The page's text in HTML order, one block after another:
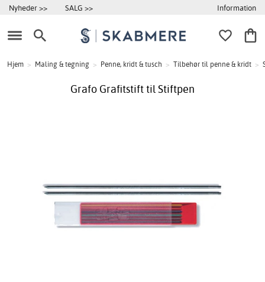
Nyheder >> SALG >> Information
Hjem > Maling & tegning > Penne, kridt & tusch > Tilbehør til penne & kridt >
Grafo Grafitstift til Stiftpen